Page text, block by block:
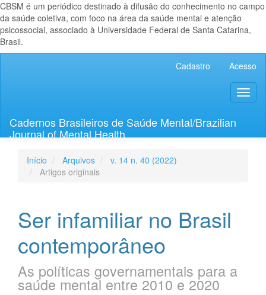
CBSM é um periódico destinado à difusão do conhecimento no campo
da saúde coletiva, com foco na área da saúde mental e atenção
psicossocial, associado à Universidade Federal de Santa Catarina,
Brasil.
Lateral
Cadastro Acesso
Cadernos Brasileiros de Saúde Mental/Brazilian
Journal of Mental Health
Início Arquivos
v. 14 n. 40 (2022)
Artigos originais
Ser infamiliar no Brasil
contemporâneo
As políticas governamentais para a
saúde mental entre 2010 e 2020